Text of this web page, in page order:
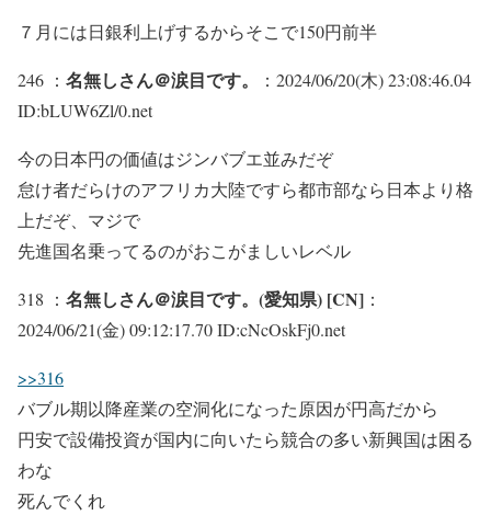
７月には日銀利上げするからそこで150円前半
246 ： 名無しさん＠涙目です。
：2024/06/20(木) 23:08:46.04
ID:bLUW6Zl/0.net
今の日本円の価値はジンバブエ並みだぞ
怠け者だらけのアフリカ大陸ですら都市部なら日本より格
上だぞ、マジで
先進国名乗ってるのがおこがましいレベル
318 ： 名無しさん＠涙目です。(愛知県) [CN] ：
2024/06/21(金) 09:12:17.70 ID:cNcOskFj0.net
>>316
バブル期以降産業の空洞化になった原因が円高だから
円安で設備投資が国内に向いたら競合の多い新興国は困る
わな
死んでくれ